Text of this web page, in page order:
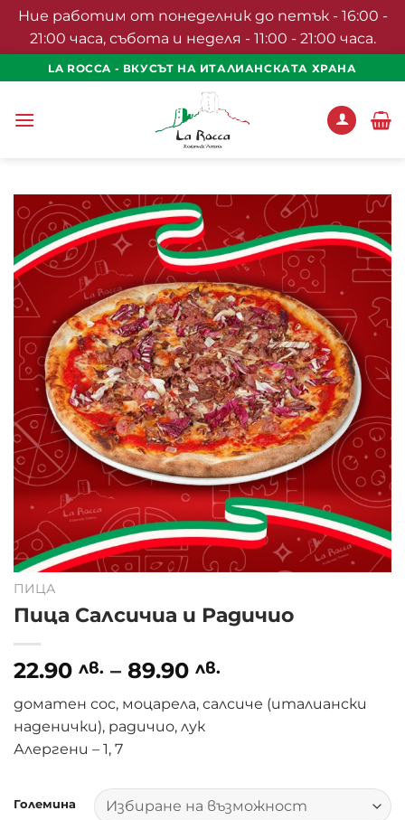
Ние работим от понеделник до петък - 16:00 -
21:00 часа, събота и неделя - 11:00 - 21:00 часа.
to
content
LA ROCCA - ВКУСЪТ НА ИТАЛИАНСКАТА ХРАНА
ПИЦА
Пица Салсичиа и Радичио
22.90 лв. – 89.90 лв.
доматен сос, моцарела, салсиче (италиански
наденички), радичио, лук
Алергени – 1, 7
Големина